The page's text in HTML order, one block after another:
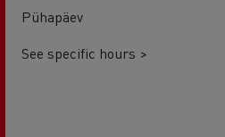
Pühapäev
See specific hours >